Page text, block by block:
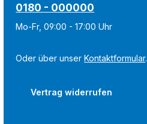
0180 - 000000
Mo-Fr, 09:00 - 17:00 Uhr
Oder über unserKontaktformular.
Vertrag widerrufen